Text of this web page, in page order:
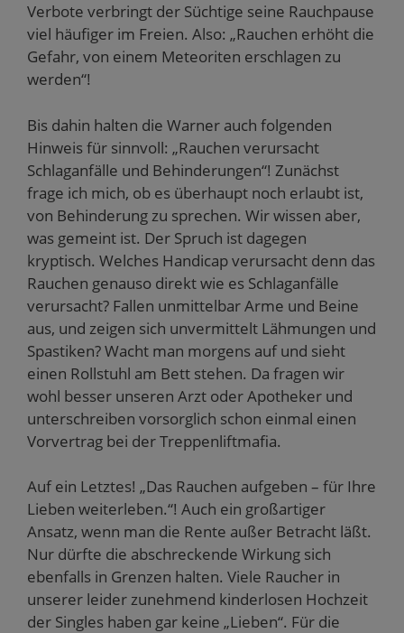
Verbote verbringt der Süchtige seine Rauchpause
viel häufiger im Freien. Also: „Rauchen erhöht die
Gefahr, von einem Meteoriten erschlagen zu
werden“!
Bis dahin halten die Warner auch folgenden
Hinweis für sinnvoll: „Rauchen verursacht
Schlaganfälle und Behinderungen“! Zunächst
frage ich mich, ob es überhaupt noch erlaubt ist,
von Behinderung zu sprechen. Wir wissen aber,
was gemeint ist. Der Spruch ist dagegen
kryptisch. Welches Handicap verursacht denn das
Rauchen genauso direkt wie es Schlaganfälle
verursacht? Fallen unmittelbar Arme und Beine
aus, und zeigen sich unvermittelt Lähmungen und
Spastiken? Wacht man morgens auf und sieht
einen Rollstuhl am Bett stehen. Da fragen wir
wohl besser unseren Arzt oder Apotheker und
unterschreiben vorsorglich schon einmal einen
Vorvertrag bei der Treppenliftmafia.
Auf ein Letztes! „Das Rauchen aufgeben – für Ihre
Lieben weiterleben.“! Auch ein großartiger
Ansatz, wenn man die Rente außer Betracht läßt.
Nur dürfte die abschreckende Wirkung sich
ebenfalls in Grenzen halten. Viele Raucher in
unserer leider zunehmend kinderlosen Hochzeit
der Singles haben gar keine „Lieben“. Für die